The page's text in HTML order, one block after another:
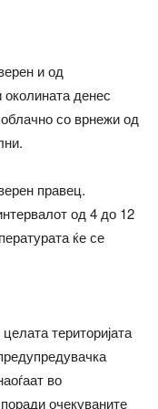
и од
денес
со врнежи од
правец.
од 4 до 12
ќе се
територијата
во
очекуваните